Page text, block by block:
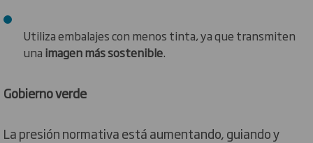
Utiliza embalajes con menos tinta, ya que transmiten
una imagen más sostenible.
Gobierno verde
La presión normativa está aumentando, guiando y